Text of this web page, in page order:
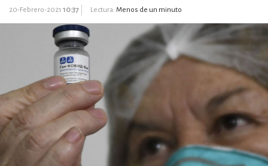
20-Febrero-2021 10:37 Lectura: Menos de un minuto